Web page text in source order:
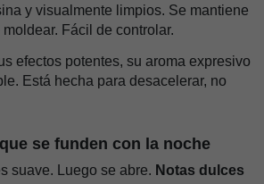
y visualmente limpios. Se mantiene
Fácil de controlar.
efectos potentes, su aroma expresivo
Está hecha para desacelerar, no
se funden con la noche
suave. Luego se abre. Notas dulces